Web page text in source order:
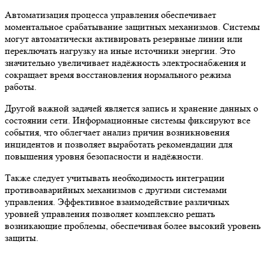
Автоматизация процесса управления обеспечивает
моментальное срабатывание защитных механизмов. Системы
могут автоматически активировать резервные линии или
переключать нагрузку на иные источники энергии. Это
значительно увеличивает надёжность электроснабжения и
сокращает время восстановления нормального режима
работы.
Другой важной задачей является запись и хранение данных о
состоянии сети. Информационные системы фиксируют все
события, что облегчает анализ причин возникновения
инцидентов и позволяет выработать рекомендации для
повышения уровня безопасности и надёжности.
Также следует учитывать необходимость интеграции
противоаварийных механизмов с другими системами
управления. Эффективное взаимодействие различных
уровней управления позволяет комплексно решать
возникающие проблемы, обеспечивая более высокий уровень
защиты.